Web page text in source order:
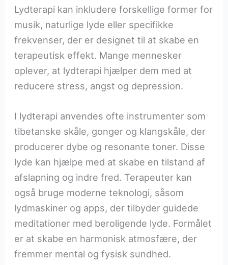
Lydterapi kan inkludere forskellige former for
musik, naturlige lyde eller specifikke
frekvenser, der er designet til at skabe en
terapeutisk effekt. Mange mennesker
oplever, at lydterapi hjælper dem med at
reducere stress, angst og depression.
I lydterapi anvendes ofte instrumenter som
tibetanske skåle, gonger og klangskåle, der
producerer dybe og resonante toner. Disse
lyde kan hjælpe med at skabe en tilstand af
afslapning og indre fred. Terapeuter kan
også bruge moderne teknologi, såsom
lydmaskiner og apps, der tilbyder guidede
meditationer med beroligende lyde. Formålet
er at skabe en harmonisk atmosfære, der
fremmer mental og fysisk sundhed.